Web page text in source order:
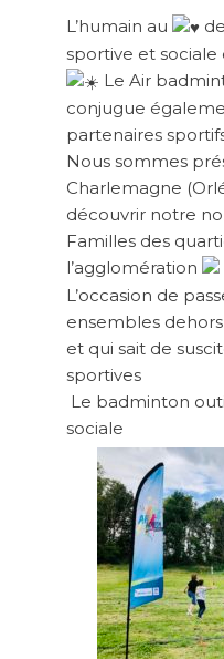
L’humain au
sportive et sociale
Le Air
conjugue
partenaires
Nous sommes
Charlemagne
découvrir notre
Familles des
l’agglomération
L’occasion de
ensembles
et qui sait de
sportives
Le badminton
sociale